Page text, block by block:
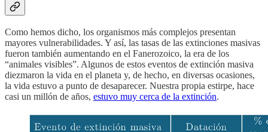
Como hemos dicho, los organismos más complejos presentan
mayores vulnerabilidades. Y así, las tasas de las extinciones masivas
fueron también aumentando en el Fanerozoico, la era de los
“animales visibles”. Algunos de estos eventos de extinción masiva
diezmaron la vida en el planeta y, de hecho, en diversas ocasiones,
la vida estuvo a punto de desaparecer. Nuestra propia estirpe, hace
casi un millón de años, estuvo muy cerca de la extinción.